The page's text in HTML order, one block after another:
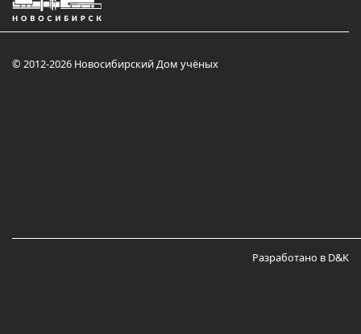
© 2012-2026 Новосибирский Дом учёных
Разработано в D&K